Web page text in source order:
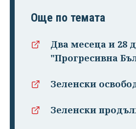
Още по темата
Два месеца и 28
"Прогресивна
Зеленски
Зеленски